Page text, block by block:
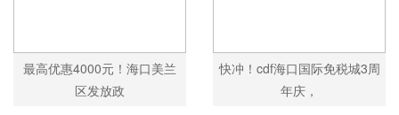
最高优惠4000元！海口美兰
区发放政
快冲！cdf海口国际免税城3周
年庆，